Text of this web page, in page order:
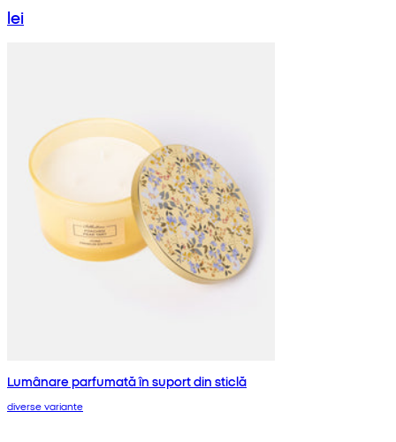
lei
Lumânare parfumată în suport din sticlă
diverse variante